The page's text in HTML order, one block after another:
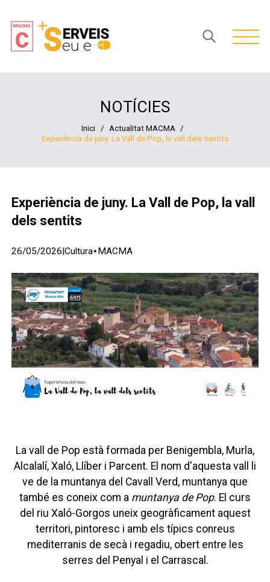
Open
NOTÍCIES
Inici / Actualitat MACMA
/
Experiència de juny. La Vall de Pop, la vall dels sentits
Experiència de juny. La Vall de Pop, la vall
dels sentits
26/05/2026 Cultura· MACMA
La vall de Pop està formada per Benigembla, Murla,
Alcalalí, Xaló, Llíber i Parcent. El nom d'aquesta vall li
ve de la muntanya del Cavall Verd, muntanya que
també es coneix com a muntanya de Pop. El curs
del riu Xaló-Gorgos uneix geogràficament aquest
territori, pintoresc i amb els típics conreus
mediterranis de secà i regadiu, obert entre les
serres del Penyal i el Carrascal.